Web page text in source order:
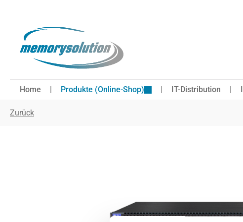
Home Produkte (Online-Shop) IT-Distribution
Zurück